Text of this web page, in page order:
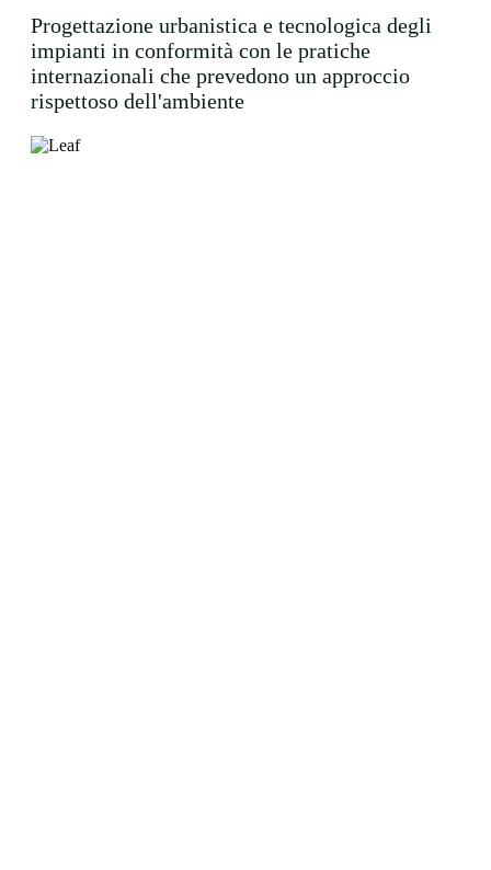
Progettazione urbanistica e tecnologica degli
impianti in conformità con le pratiche
internazionali che prevedono un approccio
rispettoso dell'ambiente